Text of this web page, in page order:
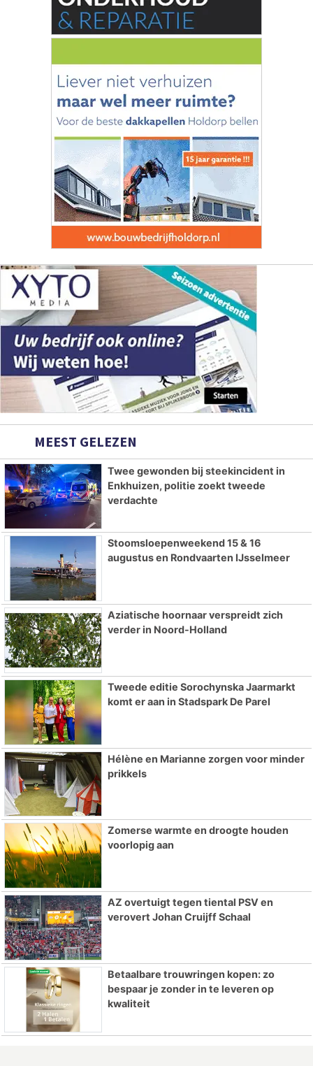
MEEST GELEZEN
Twee gewonden bij steekincident in
Enkhuizen, politie zoekt tweede
verdachte
Stoomsloepenweekend 15 & 16
augustus en Rondvaarten IJsselmeer
Aziatische hoornaar verspreidt zich
verder in Noord-Holland
Tweede editie Sorochynska Jaarmarkt
komt er aan in Stadspark De Parel
Hélène en Marianne zorgen voor minder
prikkels
Zomerse warmte en droogte houden
voorlopig aan
AZ overtuigt tegen tiental PSV en
verovert Johan Cruijff Schaal
Betaalbare trouwringen kopen: zo
bespaar je zonder in te leveren op
kwaliteit